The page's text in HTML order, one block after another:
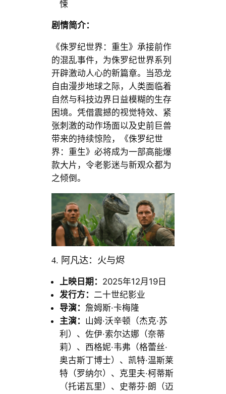
悚
剧情简介：
《侏罗纪世界：重生》承接前作
的混乱事件，为侏罗纪世界系列
开辟激动人心的新篇章。当恐龙
自由漫步地球之际，人类面临着
自然与科技边界日益模糊的生存
困境。凭借震撼的视觉特效、紧
张刺激的动作场面以及史前巨兽
带来的持续惊险，《侏罗纪世
界：重生》必将成为一部高能爆
款大片，令老影迷与新观众都为
之倾倒。
4. 阿凡达：火与烬
上映日期： 2025年12月19日
发行方： 二十世纪影业
导演： 詹姆斯·卡梅隆
主演： 山姆·沃辛顿（杰克·苏
利）、佐伊·索尔达娜（奈蒂
莉）、西格妮·韦弗（格蕾丝·
奥古斯丁博士）、凯特·温斯莱
特（罗纳尔）、克里夫·柯蒂斯
（托诺瓦里）、史蒂芬·朗（迈